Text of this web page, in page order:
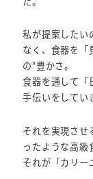
た。
私が提案したい
なく、食器を「
の”豊かさ。
食器を通して「
手伝いをしてい
それを実現させ
ったような高級
それが「カリー